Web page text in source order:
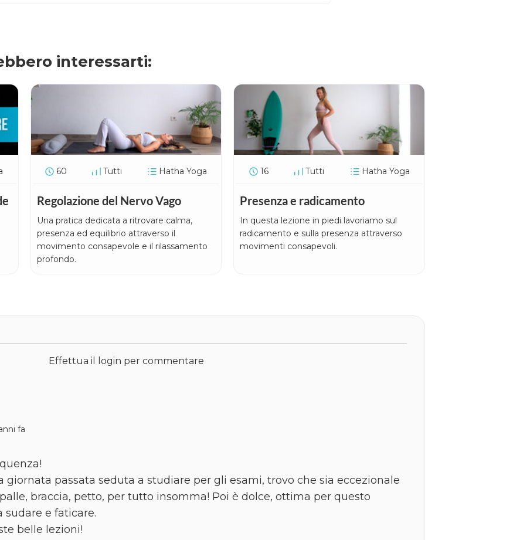
interessarti:
60 Tutti Hatha Yoga
Regolazione del Nervo Vago
Una pratica dedicata a ritrovare calma,
presenza ed equilibrio attraverso il
movimento consapevole e il rilassamento
profondo.
16 Tutti Hatha Yoga
Presenza e radicamento
In questa lezione in piedi lavoriamo sul
radicamento e sulla presenza attraverso
movimenti consapevoli.
Effettua il login per commentare
fa
giornata passata seduta a studiare per gli esami, trovo che sia eccezionale
braccia, petto, per tutto insomma! Poi è dolce, ottima per questo
sudare e faticare.
belle lezioni!